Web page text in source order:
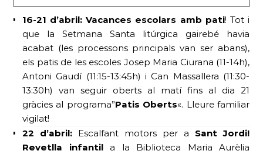
16-21 d’abril: Vacances escolars amb pati! Tot i
que la Setmana Santa litúrgica gairebé havia
acabat (les processons principals van ser abans),
els patis de les escoles Josep Maria Ciurana (11-14h),
Antoni Gaudí (11:15-13:45h) i Can Massallera (11:30-
13:30h) van seguir oberts al matí fins al dia 21
gràcies al programa”Patis Oberts«. Lleure familiar
vigilat!
22 d’abril: Escalfant motors per a Sant Jordi!
Revetlla infantil a la Biblioteca Maria Aurèlia